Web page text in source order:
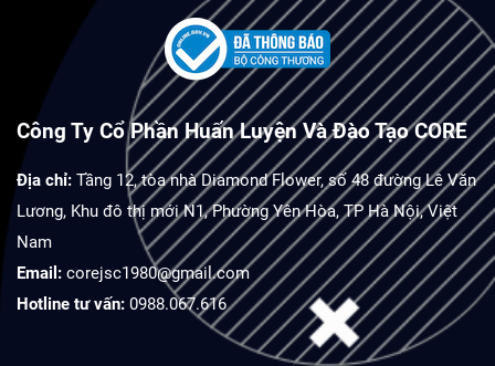
Công Ty Cổ Phần Huấn Luyện Và Đào Tạo CORE
Địa chỉ: Tầng 12, tòa nhà Diamond Flower, số 48 đường Lê Văn
Lương, Khu đô thị mới N1, Phường Yên Hòa, TP Hà Nội, Việt
Nam
Email: corejsc1980@gmail.com
Hotline tư vấn: 0988.067.616